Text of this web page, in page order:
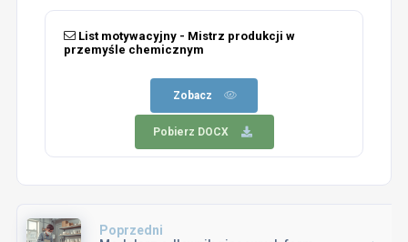
List motywacyjny - Mistrz produkcji w
przemyśle chemicznym
Zobacz
Pobierz DOCX
Poprzedni